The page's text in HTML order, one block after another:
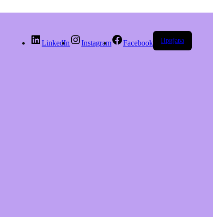
LinkedIn Instagram Facebook Пријава